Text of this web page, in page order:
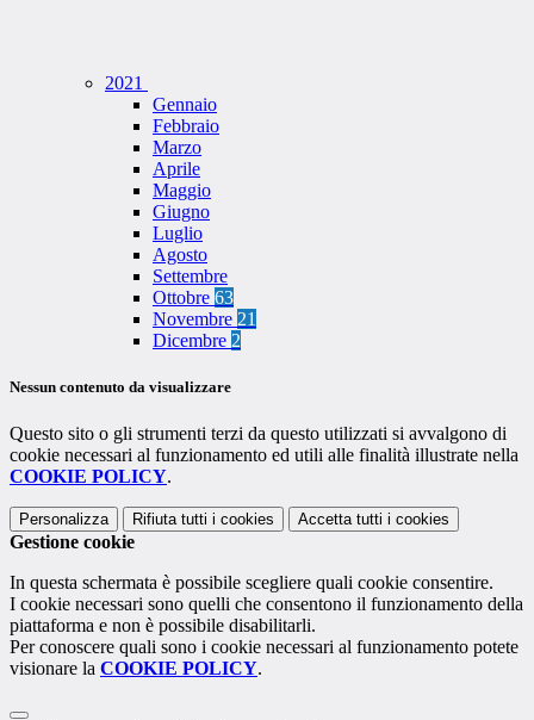
2021
Gennaio
Febbraio
Marzo
Aprile
Maggio
Giugno
Luglio
Agosto
Settembre
Ottobre 63
Novembre 21
Dicembre 2
Nessun contenuto da visualizzare
Questo sito o gli strumenti terzi da questo utilizzati si avvalgono di
cookie necessari al funzionamento ed utili alle finalità illustrate nella
COOKIE POLICY.
Personalizza Rifiuta tutti i cookies Accetta tutti i cookies
Gestione cookie
In questa schermata è possibile scegliere quali cookie consentire.
I cookie necessari sono quelli che consentono il funzionamento della
piattaforma e non è possibile disabilitarli.
Per conoscere quali sono i cookie necessari al funzionamento potete
visionare la COOKIE POLICY.